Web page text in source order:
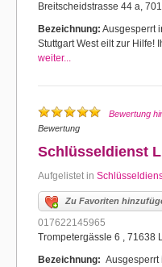
Breitscheidstrasse 44 a,
Bezeichnung: Ausgesperrt
Stuttgart West eilt zur Hilfe!
weiter...
Bewertung
Bewertung
Schlüsseldienst
Aufgelistet in
Zu Favoriten
017622145965
Trompetergässle 6 , 71638
Bezeichnung: Ausgesperrt